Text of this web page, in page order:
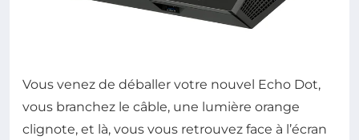
Vous venez de déballer votre nouvel Echo Dot,
vous branchez le câble, une lumière orange
clignote, et là, vous vous retrouvez face à l’écran